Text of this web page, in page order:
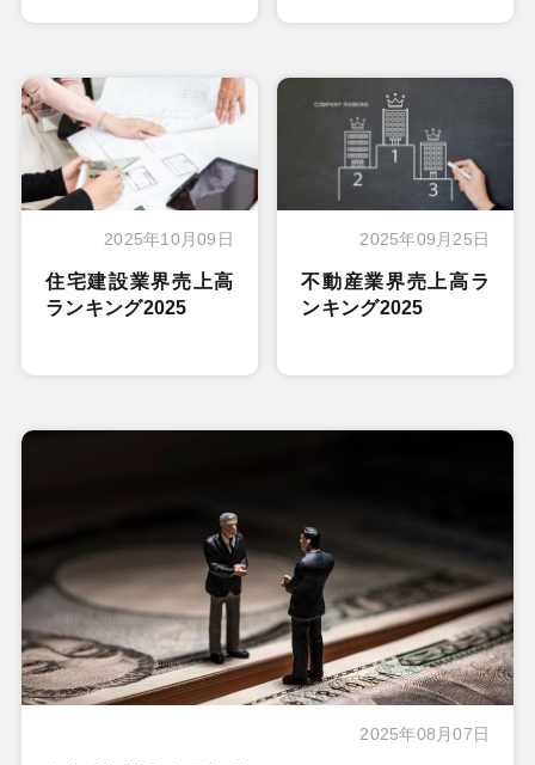
2025年10月09日
住宅建設業界売上高
ランキング2025
2025年09月25日
不動産業界売上高ラ
ンキング2025
2025年08月07日